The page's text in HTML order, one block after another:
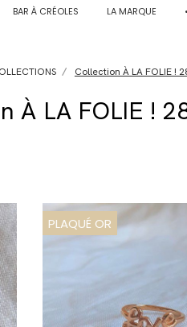
BAR À CRÉOLES LA MARQUE
Collection À LA FOLIE !
À LA FOLIE !
PLAQUÉ OR